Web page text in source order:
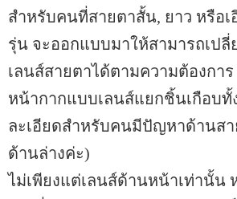
สำหรับคนที่สายตาสั้น, ยาว หรือเ
รุ่น จะออกแบบมาให้สามารถเปลี่
เลนส์สายตาได้ตามความต้องกา
หน้ากากแบบเลนส์แยกชิ้นเกือบทั้
ละเอียดสำหรับคนมีปัญหาด้านสา
ด้านล่างค่ะ)
ไม่เพียงแต่เลนส์ด้านหน้าเท่านั้น